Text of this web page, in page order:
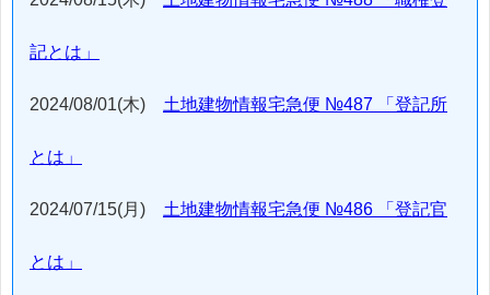
記とは」
2024/08/01(木) 土地建物情報宅急便 №487 「登記所
とは」
2024/07/15(月) 土地建物情報宅急便 №486 「登記官
とは」